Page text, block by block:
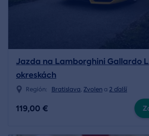
Jazda na Lamborghini Gallardo
okreskách
Región: Bratislava, Zvolen a 2 ďalší
119,00 €